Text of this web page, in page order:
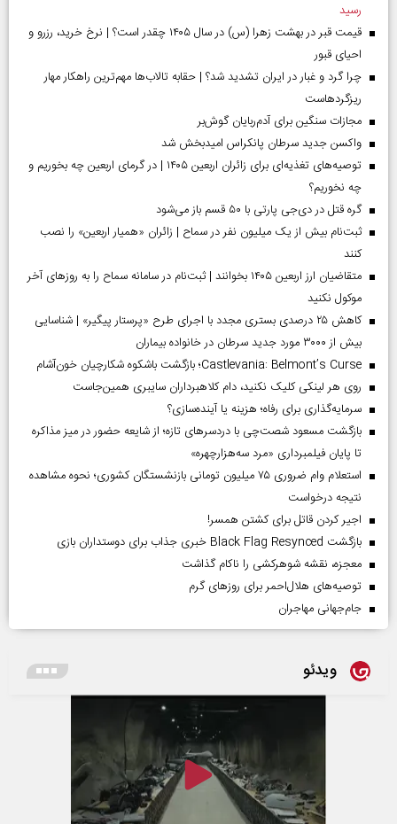
رسید
قیمت قبر در بهشت زهرا (س) در سال ۱۴۰۵ چقدر است؟ | نرخ خرید، رزرو و
احیای قبور
چرا گرد و غبار در ایران تشدید شد؟ | حقابه تالاب‌ها مهم‌ترین راهکار مهار
ریزگردهاست
مجازات سنگین برای آدم‌ربایان گوش‌بر
واکسن جدید سرطان پانکراس امیدبخش شد
توصیه‌های تغذیه‌ای برای زائران اربعین ۱۴۰۵ | در گرمای اربعین چه بخوریم و
چه نخوریم؟
گره قتل در دی‌جی پارتی با ۵۰ قسم باز می‌شود
ثبت‌نام بیش از یک میلیون نفر در سماح | زائران «همیار اربعین» را نصب
کنند
متقاضیان ارز اربعین ۱۴۰۵ بخوانند | ثبت‌نام در سامانه سماح را به روز‌های آخر
موکول نکنید
کاهش ۲۵ درصدی بستری مجدد با اجرای طرح «پرستار پیگیر» | شناسایی
بیش از ۳۰۰۰ مورد جدید سرطان در خانواده بیماران
Castlevania: Belmont’s Curse؛ بازگشت باشکوه شکارچیان خون‌آشام
روی هر لینکی کلیک نکنید، دام کلاهبرداران سایبری همین‌جاست
سرمایه‌گذاری برای رفاه؛ هزینه یا آینده‌سازی؟
بازگشت مسعود شصت‌چی با دردسر‌های تازه؛ از شایعه حضور در میز مذاکره
تا پایان فیلمبرداری «مرد سه‌هزارچهره»
استعلام وام ضروری ۷۵ میلیون تومانی بازنشستگان کشوری؛ نحوه مشاهده
نتیجه درخواست
اجیر کردن قاتل برای کشتن همسر!
بازگشت Black Flag Resynced خبری جذاب برای دوستداران بازی
معجزه، نقشه شوهرکشی را ناکام گذاشت
توصیه‌های هلال‌احمر برای روز‌های گرم
جام‌جهانی مهاجران
ویدئو